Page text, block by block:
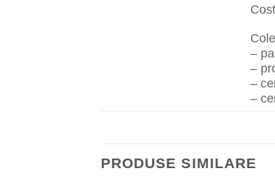
–
–
–
–
PRODUSE SIMILARE